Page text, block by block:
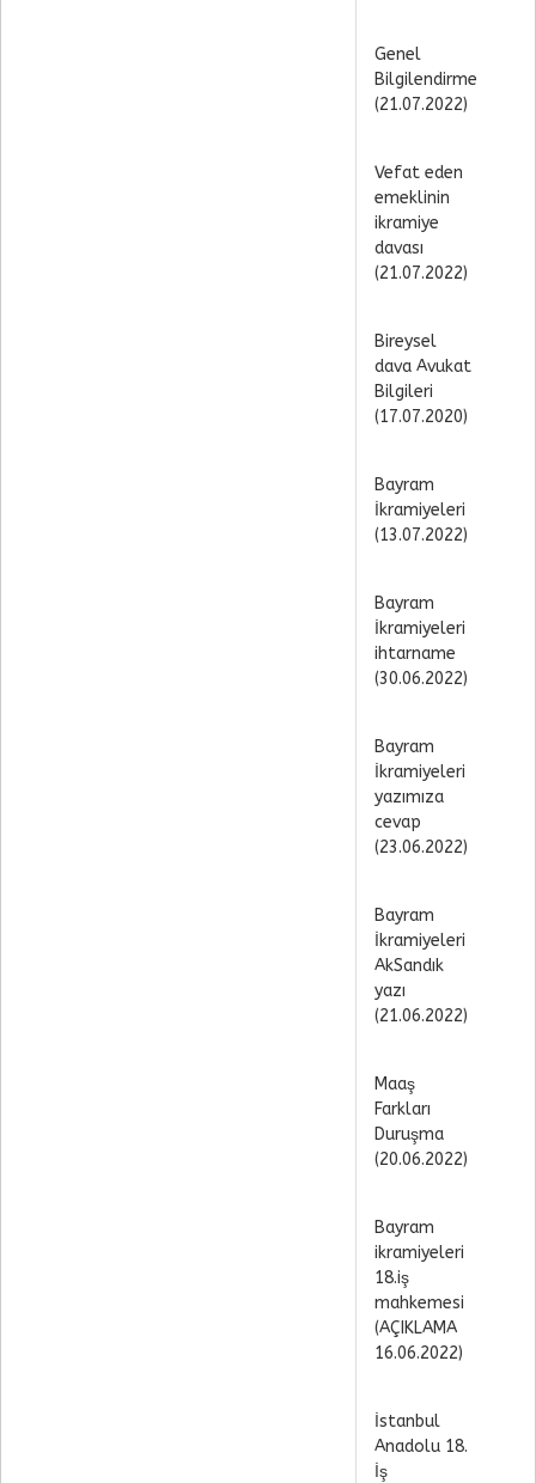
Genel
Bilgilendirme
(21.07.2022)
Vefat eden
emeklinin
ikramiye
davası
(21.07.2022)
Bireysel
dava Avukat
Bilgileri
(17.07.2020)
Bayram
İkramiyeleri
(13.07.2022)
Bayram
İkramiyeleri
ihtarname
(30.06.2022)
Bayram
İkramiyeleri
yazımıza
cevap
(23.06.2022)
Bayram
İkramiyeleri
AkSandık
yazı
(21.06.2022)
Maaş
Farkları
Duruşma
(20.06.2022)
Bayram
ikramiyeleri
18.iş
mahkemesi
(AÇIKLAMA
16.06.2022)
İstanbul
Anadolu 18.
İş